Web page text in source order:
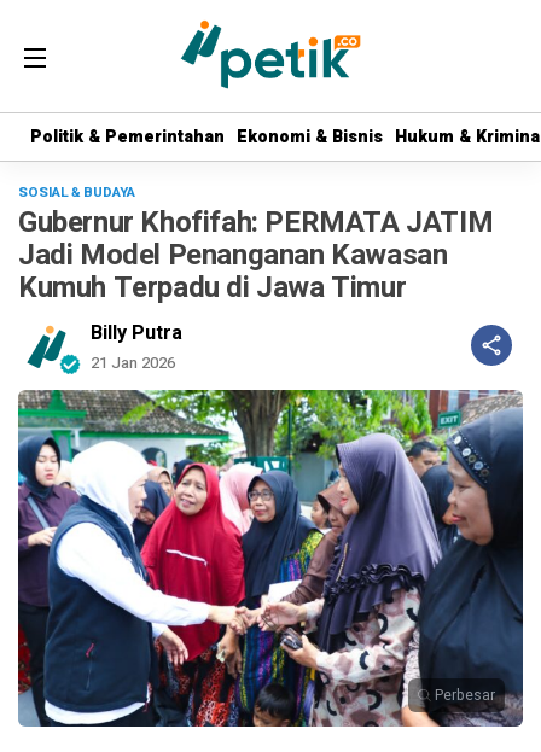
Politik & Pemerintahan Ekonomi & Bisnis Hukum &
Politik & Pemerintahan Ekonomi & Bisnis Hukum &
SOSIAL & BUDAYA
Gubernur Khofifah: PERMATA JATIM
Jadi Model Penanganan Kawasan
Kumuh Terpadu di Jawa Timur
Billy Putra
21 Jan 2026
Perbesar